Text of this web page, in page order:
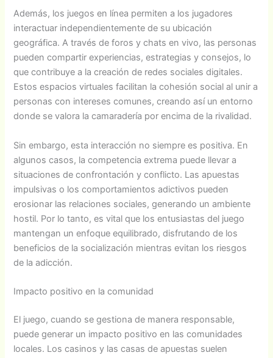
Además, los juegos en línea permiten a los jugadores
interactuar independientemente de su ubicación
geográfica. A través de foros y chats en vivo, las personas
pueden compartir experiencias, estrategias y consejos, lo
que contribuye a la creación de redes sociales digitales.
Estos espacios virtuales facilitan la cohesión social al unir a
personas con intereses comunes, creando así un entorno
donde se valora la camaradería por encima de la rivalidad.
Sin embargo, esta interacción no siempre es positiva. En
algunos casos, la competencia extrema puede llevar a
situaciones de confrontación y conflicto. Las apuestas
impulsivas o los comportamientos adictivos pueden
erosionar las relaciones sociales, generando un ambiente
hostil. Por lo tanto, es vital que los entusiastas del juego
mantengan un enfoque equilibrado, disfrutando de los
beneficios de la socialización mientras evitan los riesgos
de la adicción.
Impacto positivo en la comunidad
El juego, cuando se gestiona de manera responsable,
puede generar un impacto positivo en las comunidades
locales. Los casinos y las casas de apuestas suelen